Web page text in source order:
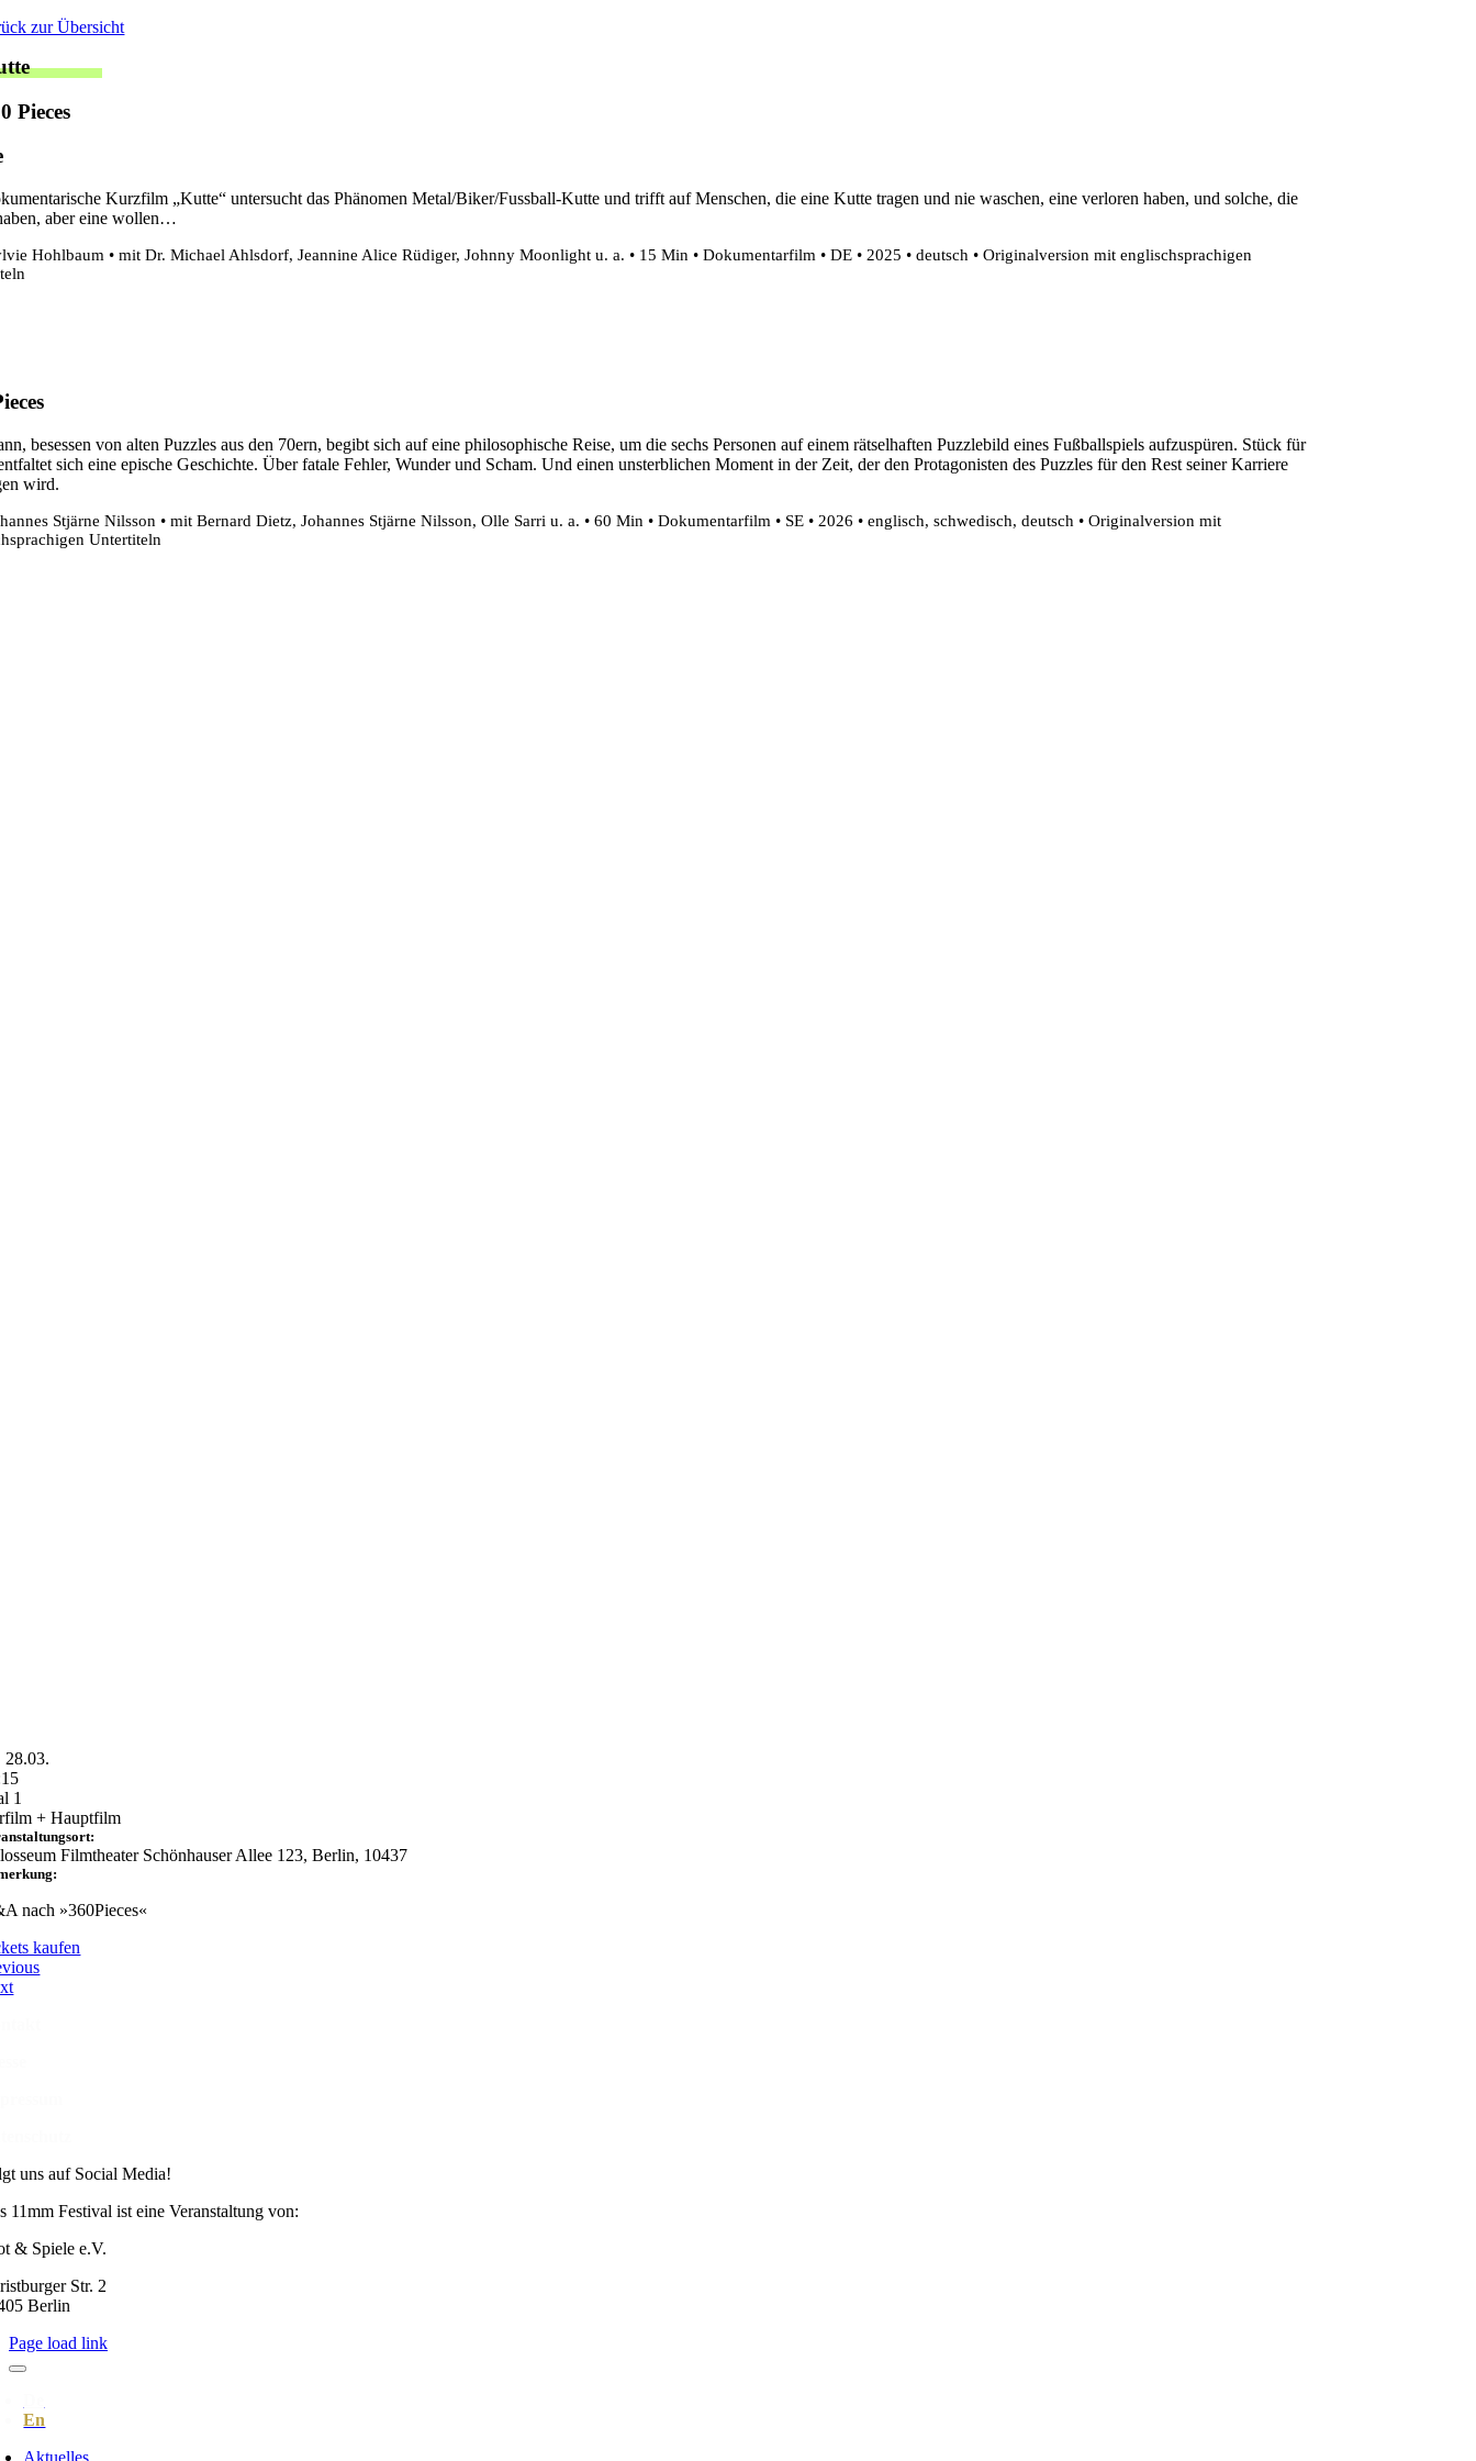
Zum
springen
zur Übersicht
Pieces
Kurzfilm „Kutte“ untersucht das Phänomen Metal/Biker/Fussball-Kutte und trifft auf Menschen, die eine Kutte tragen und nie waschen, eine verloren haben, und solche, die
aber eine wollen…
Hohlbaum • mit Dr. Michael Ahlsdorf, Jeannine Alice Rüdiger, Johnny Moonlight u. a. • 15 Min • Dokumentarfilm • DE • 2025 • deutsch • Originalversion mit englischsprachigen
besessen von alten Puzzles aus den 70ern, begibt sich auf eine philosophische Reise, um die sechs Personen auf einem rätselhaften Puzzlebild eines Fußballspiels aufzuspüren. Stück für
sich eine epische Geschichte. Über fatale Fehler, Wunder und Scham. Und einen unsterblichen Moment in der Zeit, der den Protagonisten des Puzzles für den Rest seiner Karriere
wird.
Stjärne Nilsson • mit Bernard Dietz, Johannes Stjärne Nilsson, Olle Sarri u. a. • 60 Min • Dokumentarfilm • SE • 2026 • englisch, schwedisch, deutsch • Originalversion mit
Untertiteln
28.03.
1
+ Hauptfilm
Filmtheater Schönhauser Allee 123, Berlin, 10437
nach »360Pieces«
kaufen
uns auf Social Media!
11mm Festival ist eine Veranstaltung von:
& Spiele e.V.
Str. 2
Berlin
Page load link
Aktuelles